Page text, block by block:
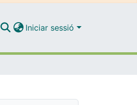
Iniciar sessió